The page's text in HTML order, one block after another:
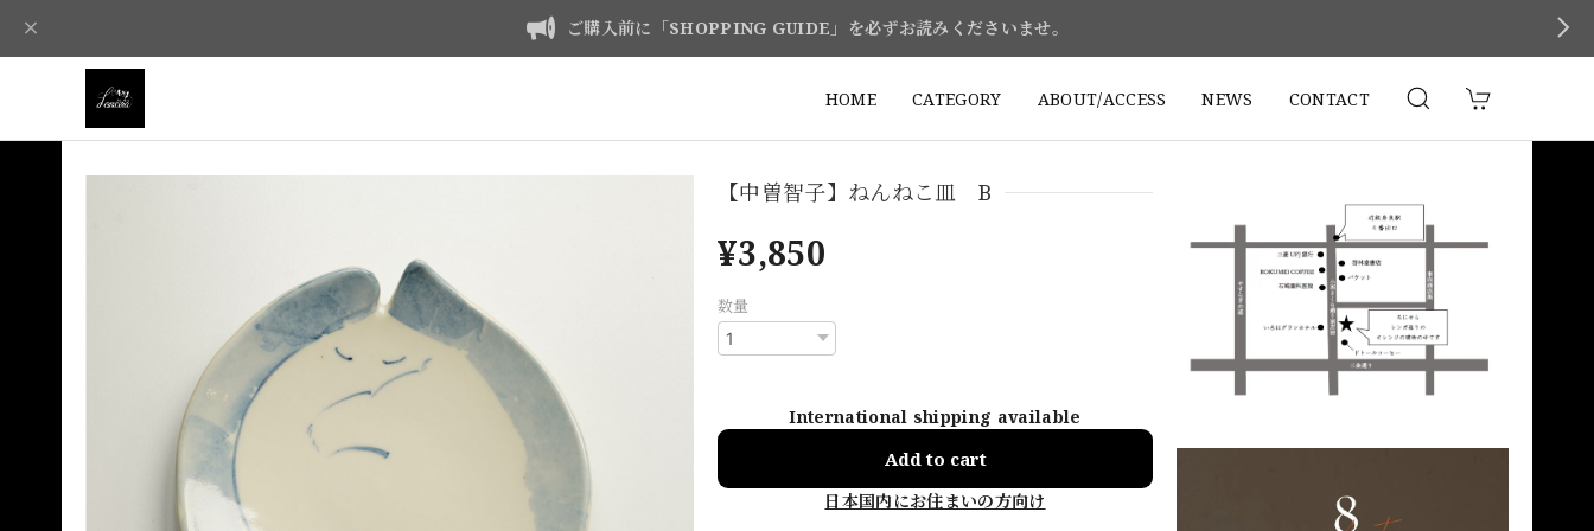
ご購入前に「SHOPPING GUIDE」を必ずお読みくださいませ。
HOME CATEGORY ABOUT/ACCESS NEWS CONTACT
【中曽智子】ねんねこ皿 B
¥3,850
数量
International shipping available
Add to cart
日本国内にお住まいの方向け